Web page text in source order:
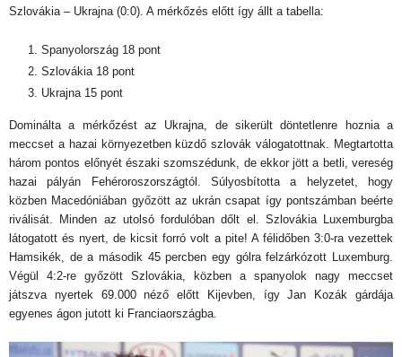
Szlovákia – Ukrajna (0:0). A mérkőzés előtt így állt a tabella:
Spanyolország 18 pont
Szlovákia 18 pont
Ukrajna 15 pont
Dominálta a mérkőzést az Ukrajna, de sikerült döntetlenre hoznia a
meccset a hazai környezetben küzdő szlovák válogatottnak. Megtartotta
három pontos előnyét északi szomszédunk, de ekkor jött a betli, vereség
hazai pályán Fehéroroszországtól. Súlyosbította a helyzetet, hogy
közben Macedóniában győzött az ukrán csapat így pontszámban beérte
riválisát. Minden az utolsó fordulóban dőlt el. Szlovákia Luxemburgba
látogatott és nyert, de kicsit forró volt a pite! A félidőben 3:0-ra vezettek
Hamsikék, de a második 45 percben egy gólra felzárkózott Luxemburg.
Végül 4:2-re győzött Szlovákia, közben a spanyolok nagy meccset
játszva nyertek 69.000 néző előtt Kijevben, így Jan Kozák gárdája
egyenes ágon jutott ki Franciaországba.